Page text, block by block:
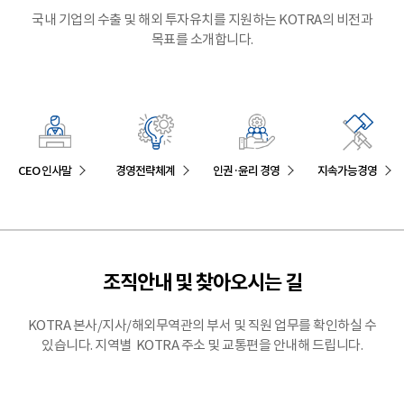
국내 기업의 수출 및 해외 투자유치를 지원하는 KOTRA의 비전과
목표를 소개합니다.
CEO 인사말 경영전략체계 인권·윤리 경영 지속가능경영
조직안내 및 찾아오시는 길
KOTRA 본사/지사/해외무역관의 부서 및 직원 업무를 확인하실 수
있습니다. 지역별 KOTRA 주소 및 교통편을 안내해 드립니다.